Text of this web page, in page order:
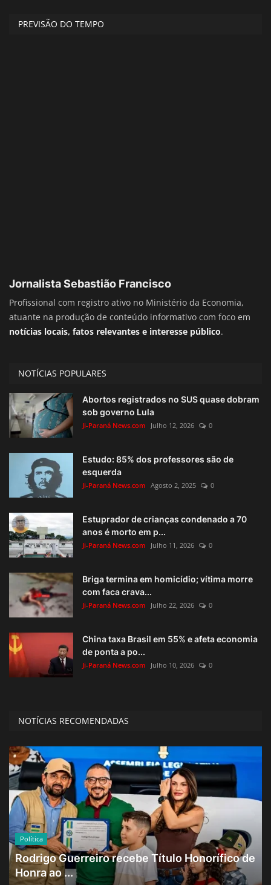
PREVISÃO DO TEMPO
Jornalista Sebastião Francisco
Profissional com registro ativo no Ministério da Economia,
atuante na produção de conteúdo informativo com foco em
notícias locais, fatos relevantes e interesse público.
NOTÍCIAS POPULARES
Abortos registrados no SUS quase dobram
sob governo Lula
Ji-Paraná News.com Julho 12, 2026 0
Estudo: 85% dos professores são de
esquerda
Ji-Paraná News.com Agosto 2, 2025 0
Estuprador de crianças condenado a 70
anos é morto em p...
Ji-Paraná News.com Julho 11, 2026 0
Briga termina em homicídio; vítima morre
com faca crava...
Ji-Paraná News.com Julho 22, 2026 0
China taxa Brasil em 55% e afeta economia
de ponta a po...
Ji-Paraná News.com Julho 10, 2026 0
NOTÍCIAS RECOMENDADAS
Política
Rodrigo Guerreiro recebe Título Honorífico de
Honra ao ...